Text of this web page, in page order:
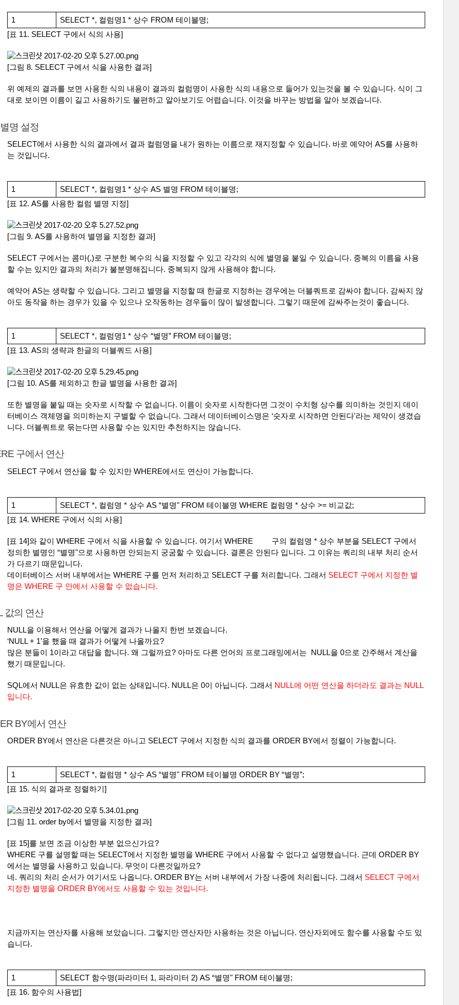
1
SELECT *, 컬럼명1 * 상수 FROM 테이블명;
[표 11. SELECT 구에서 식의 사용]
[그림 8. SELECT 구에서 식을 사용한 결과]
위 예제의 결과를 보면 사용한 식의 내용이 결과의 컬럼명이 사용한 식의 내용으로 들어가 있는것을 볼 수 있습니다. 식이 그
대로 보이면 이름이 길고 사용하기도 불편하고 알아보기도 어렵습니다. 이것을 바꾸는 방법을 알아 보겠습니다.
명 설정
SELECT에서 사용한 식의 결과에서 결과 컬럼명을 내가 원하는 이름으로 재지정할 수 있습니다. 바로 예약어 AS를 사용하
는 것입니다.
1
SELECT *, 컬럼명1 * 상수 AS 별명 FROM 테이블명;
[표 12. AS를 사용한 컬럼 별명 지정]
[그림 9. AS를 사용하여 별명을 지정한 결과]
SELECT 구에서는 콤마(,)로 구분한 복수의 식을 지정할 수 있고 각각의 식에 별명을 붙일 수 있습니다. 중복의 이름을 사용
할 수는 있지만 결과의 처리가 불분명해집니다. 중복되지 않게 사용해야 합니다.
예약어 AS는 생략할 수 있습니다. 그리고 별명을 지정할 때 한글로 지정하는 경우에는 더블쿼트로 감싸야 합니다. 감싸지 않
아도 동작을 하는 경우가 있을 수 있으나 오작동하는 경우들이 많이 발생합니다. 그렇기 때문에 감싸주는것이 좋습니다.
1
SELECT *, 컬럼명1 * 상수 “별명” FROM 테이블명;
[표 13. AS의 생략과 한글의 더블쿼드 사용]
[그림 10. AS를 제외하고 한글 별명을 사용한 결과]
또한 별명을 붙일 때는 숫자로 시작할 수 없습니다. 이름이 숫자로 시작한다면 그것이 수치형 상수를 의미하는 것인지 데이
터베이스 객체명을 의미하는지 구별할 수 없습니다. 그래서 데이터베이스명은 ‘숫자로 시작하면 안된다'라는 제약이 생겼습
니다. 더블쿼트로 묶는다면 사용할 수는 있지만 추천하지는 않습니다.
구에서 연산
SELECT 구에서 연산을 할 수 있지만 WHERE에서도 연산이 가능합니다.
1
SELECT *, 컬럼명 * 상수 AS “별명" FROM 테이블명 WHERE 컬럼명 * 상수 >= 비교값;
[표 14. WHERE 구에서 식의 사용]
[표 14]와 같이 WHERE 구에서 식을 사용할 수 있습니다. 여기서 WHERE
구의 컬럼명 * 상수 부분을 SELECT 구에서
정의한 별명인 “별명"으로 사용하면 안되는지 궁굼할 수 있습니다. 결론은 안된다 입니다. 그 이유는 쿼리의 내부 처리 순서
가 다르기 때문입니다.
데이터베이스 서버 내부에서는 WHERE 구를 먼저 처리하고 SELECT 구를 처리합니다. 그래서 SELECT 구에서 지정한 별
명은 WHERE 구 안에서 사용할 수 없습니다.
값의 연산
NULL을 이용해서 연산을 어떻게 결과가 나올지 한번 보겠습니다.
‘NULL + 1’을 했을 때 결과가 어떻게 나올까요?
많은 분들이 1이라고 대답을 합니다. 왜 그럴까요? 아마도 다른 언어의 프로그래밍에서는  NULL을 0으로 간주해서 계산을
했기 때문입니다.
SQL에서 NULL은 유효한 값이 없는 상태입니다. NULL은 0이 아닙니다. 그래서 NULL에 어떤 연산을 하더라도 결과는 NULL
입니다.
BY에서 연산
ORDER BY에서 연산은 다른것은 아니고 SELECT 구에서 지정한 식의 결과를 ORDER BY에서 정렬이 가능합니다.
1
SELECT *, 컬럼명 * 상수 AS “별명" FROM 테이블명 ORDER BY “별명”;
[표 15. 식의 결과로 정렬하기]
[그림 11. order by에서 별명을 지정한 결과]
[표 15]를 보면 조금 이상한 부분 없으신가요?
WHERE 구를 설명할 때는 SELECT에서 지정한 별명을 WHERE 구에서 사용할 수 없다고 설명했습니다. 근데 ORDER BY
에서는 별명을 사용하고 있습니다. 무엇이 다른것일까요?
네. 쿼리의 처리 순서가 여기서도 나옵니다. ORDER BY는 서버 내부에서 가장 나중에 처리됩니다. 그래서 SELECT 구에서
지정한 별명을 ORDER BY에서도 사용할 수 있는 것입니다.
지금까지는 연산자를 사용해 보았습니다. 그렇지만 연산자만 사용하는 것은 아닙니다. 연산자외에도 함수를 사용할 수도 있
습니다.
1
SELECT 함수명(파라미터 1, 파라미터 2) AS “별명" FROM 테이블명;
[표 16. 함수의 사용법]